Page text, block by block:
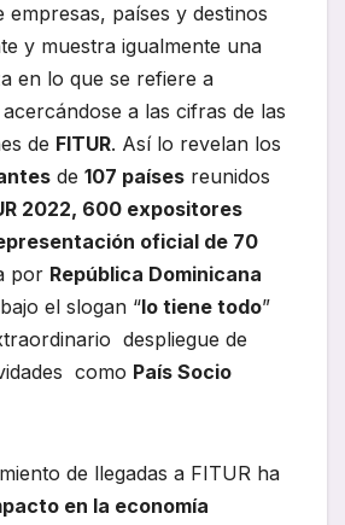
empresas, países y destinos
y muestra igualmente una
en lo que se refiere a
a las cifras de las
de FITUR. Así lo revelan los
de 107 países reunidos
2022, 600 expositores
oficial de 70
por República Dominicana
el slogan “lo tiene todo”
despliegue de
como País Socio
de llegadas a FITUR ha
en la economía